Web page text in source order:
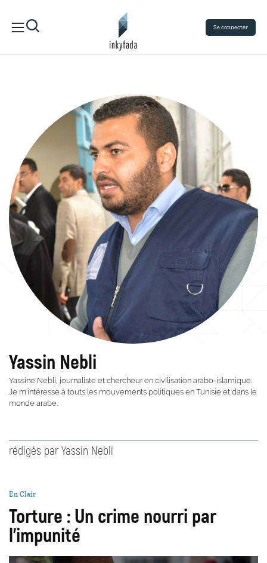
Se connecter
Yassin Nebli
Yassine Nebli, journaliste et chercheur en civilisation arabo-islamique.
Je m'intéresse à touts les mouvements politiques en Tunisie et dans le
monde arabe.
rédigés par Yassin Nebli
En Clair
Torture : Un crime nourri par
l’impunité